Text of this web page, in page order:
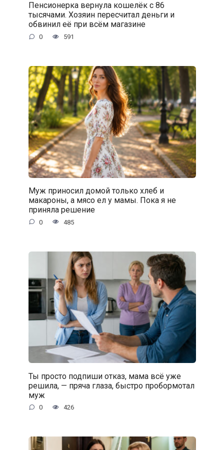
Пенсионерка вернула кошелёк с 86
тысячами. Хозяин пересчитал деньги и
обвинил её при всём магазине
0 591
Муж приносил домой только хлеб и
макароны, а мясо ел у мамы. Пока я не
приняла решение
0 485
Ты просто подпиши отказ, мама всё уже
решила, — пряча глаза, быстро пробормотал
муж
0 426